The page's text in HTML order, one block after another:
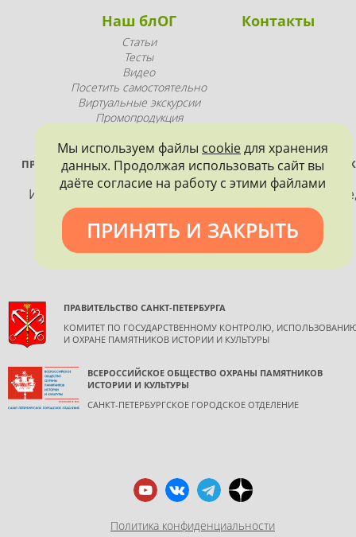
Наш блОГ
Статьи
Тесты
Видео
Посетить самостоятельно
Виртуальные экскурсии
Промопродукция
Контакты
ПРОЕКТ РЕАЛИЗУЕТСЯ ПРИ ПОДДЕРЖКЕ ПРАВИТЕЛЬСТВА
ПЕТЕРБУРГА
Использование материалов, размещенных на
допускается только с согласия правообладателя и
обязательной ссылкой на источник информации.
ПРАВИТЕЛЬСТВО САНКТ-ПЕТЕРБУРГА
КОМИТЕТ ПО ГОСУДАРСТВЕННОМУ КОНТРОЛЮ,
И ОХРАНЕ ПАМЯТНИКОВ ИСТОРИИ И КУЛЬТУРЫ
ВСЕРОССИЙСКОЕ ОБЩЕСТВО ОХРАНЫ ПАМЯТНИКОВ
ИСТОРИИ И КУЛЬТУРЫ
САНКТ-ПЕТЕРБУРГСКОЕ ГОРОДСКОЕ ОТДЕЛЕНИЕ
Политика конфиденциальности
Мы используем файлы cookieдля хранения
данных. Продолжая использовать сайт вы
даёте согласие на работу с этими файлами
ПРИНЯТЬ И ЗАКРЫТЬ